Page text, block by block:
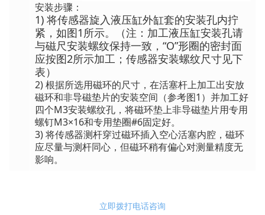
安装步骤：
1) 将传感器旋入液压缸外缸套的安装孔内拧
紧，如图1所示。（注：加工液压缸安装孔请
与磁尺安装螺纹保持一致，“O”形圈的密封面
应按图2所示加工；传感器安装螺纹尺寸见下
表）
2) 根据所选用磁环的尺寸，在活塞杆上加工出安放
磁环和非导磁垫片的安装空间（参考图1）并加工好
四个M3安装螺纹孔，将磁环垫上非导磁垫片用专用
螺钉M3×16和专用垫圈#6固定好。
3) 将传感器测杆穿过磁环插入空心活塞内腔，磁环
应尽量与测杆同心，但磁环稍有偏心对测量精度无
影响。
立即拨打电话咨询